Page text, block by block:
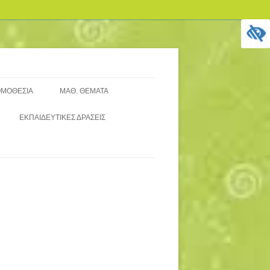
ΑΞΙΟΛΟΓΗΣΗ ΣΧΟΛ. ΜΟΝΑΔΑΣ (
ΜΑΘ. ΘΕΜΑΤΑ
5ΜΕΛΉ ΜΑΘΗΤΙΚΆ ΣΥΜΒΟΎΛΙΑ
ΕΚΠΑΙΔΕΥΤΙΚΈΣ ΔΡΆΣΕΙΣ